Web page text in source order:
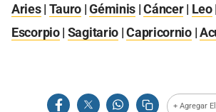
Aries| Tauro |Géminis |Cáncer| Leo|
Escorpio| Sagitario |Capricornio|
+ Agregar